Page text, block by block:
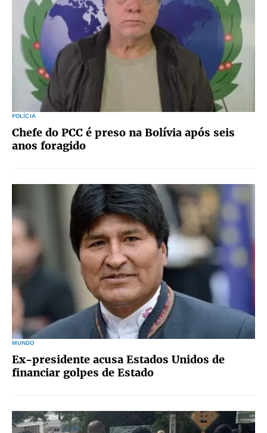
POLÍCIA
Chefe do PCC é preso na Bolívia após seis
anos foragido
MUNDO
Ex-presidente acusa Estados Unidos de
financiar golpes de Estado